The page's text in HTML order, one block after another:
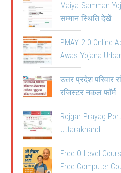
Maiya Samman
सम्मान स्थिति देखें
PMAY 2.0 Online
Awas Yojana
उत्तर प्रदेश
रजिस्टर नकल फॉर्म
Rojgar Prayag
Uttarakhand
Free O Level
Free Computer